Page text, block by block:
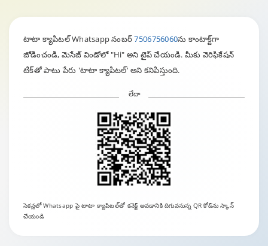
టాటా క్యాపిటల్ Whatsapp నంబర్7506756060ను కాంటాక్ట్‌గా
జోడించండి, మెసేజ్ విండోలో "Hi" అని టైప్ చేయండి. మీకు వెరిఫికేషన్
టిక్‌తో పాటు పేరు 'టాటా క్యాపిటల్' అని కనిపిస్తుంది.
లేదా
సెకన్లలో Whatsapp పై టాటా క్యాపిటల్‌తో కనెక్ట్ అవడానికి దిగువనున్న QR కోడ్‌ను స్కాన్
చేయండి